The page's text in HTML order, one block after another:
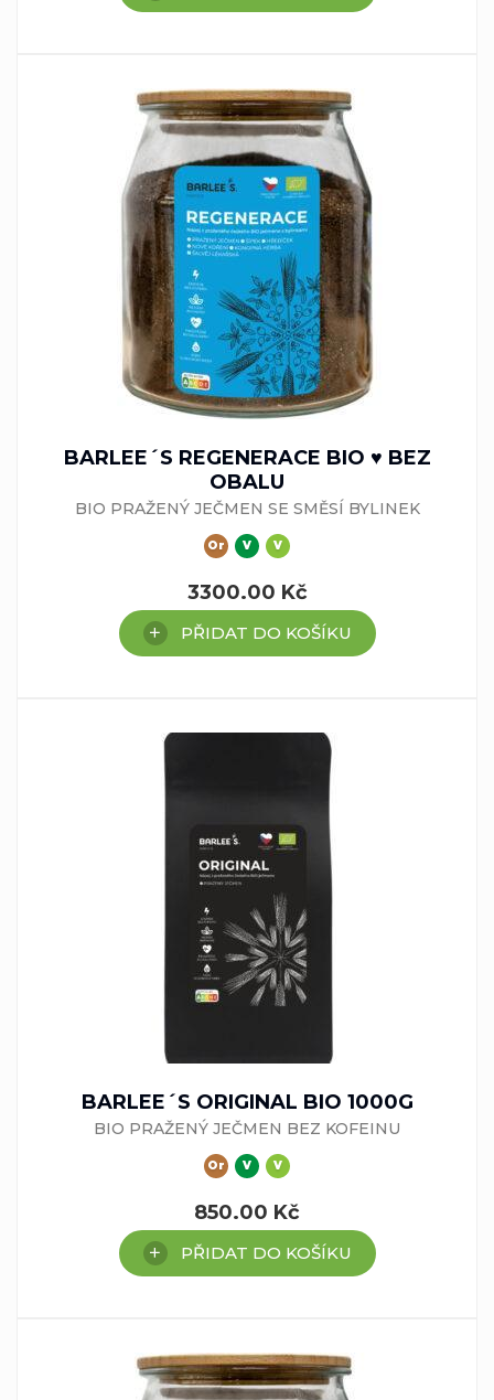
BARLEE´S REGENERACE BIO ♥ BEZ
OBALU
BIO PRAŽENÝ JEČMEN SE SMĚSÍ BYLINEK
Or V V
3300.00 Kč
PŘIDAT DO KOŠÍKU
BARLEE´S ORIGINAL BIO 1000G
BIO PRAŽENÝ JEČMEN BEZ KOFEINU
Or V V
850.00 Kč
PŘIDAT DO KOŠÍKU